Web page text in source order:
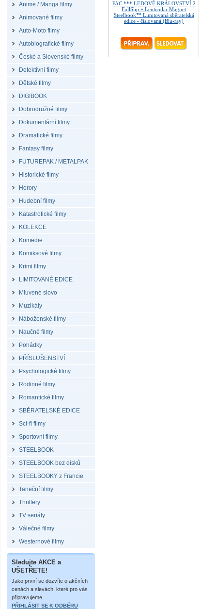
Anime / Manga filmy
Animované filmy
Auto-Moto filmy
Autobiografické filmy
České a Slovenské filmy
Detektivní filmy
Dětské filmy
DIGIBOOK
Dobrodružné filmy
Dokumentární filmy
Dramatické filmy
Fantasy filmy
FUTUREPAK / METALPAK
Historické filmy
Horory
Hudební filmy
Katastrofické filmy
KOLEKCE
Komedie
Komiksové filmy
Krimi filmy
LIMITOVANÉ EDICE
Mluvené slovo
Muzikály
Náboženské filmy
Naučné filmy
Pohádky
PŘÍSLUŠENSTVÍ
Psychologické filmy
Rodinné filmy
Romantické filmy
SBĚRATELSKÉ EDICE
Sci-fi filmy
Sportovní filmy
STEELBOOK
STEELBOOK bez disků
STEELBOOKY z Francie
Taneční filmy
Thrillery
TV seriály
Válečné filmy
Westernové filmy
Sledujte AKCE a
UŠETŘETE!
Jako první se dozvíte o akčních
cenách a slevách, které pro vás
připravujeme.
PŘIHLÁSIT SE K ODBĚRU
FAC *** LEDOVÉ KRÁLOVSTVÍ 2
FullSlip + Lenticular Magnet
Steelbook™ Limitovaná sběratelská
edice - číslovaná (Blu-ray)